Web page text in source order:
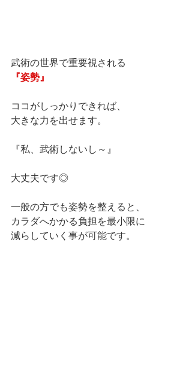
武術の世界で重要視される
『姿勢』
ココがしっかりできれば、
大きな力を出せます。
『私、武術しないし～』
大丈夫です◎
一般の方でも姿勢を整えると、
カラダへかかる負担を最小限に
減らしていく事が可能です。